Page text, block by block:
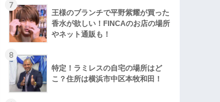
7
王様のブランチで平野紫耀が買った
香水が欲しい！FINCAのお店の場所
やネット通販も！
8
特定！ラミレスの自宅の場所はど
こ？住所は横浜市中区本牧和田！